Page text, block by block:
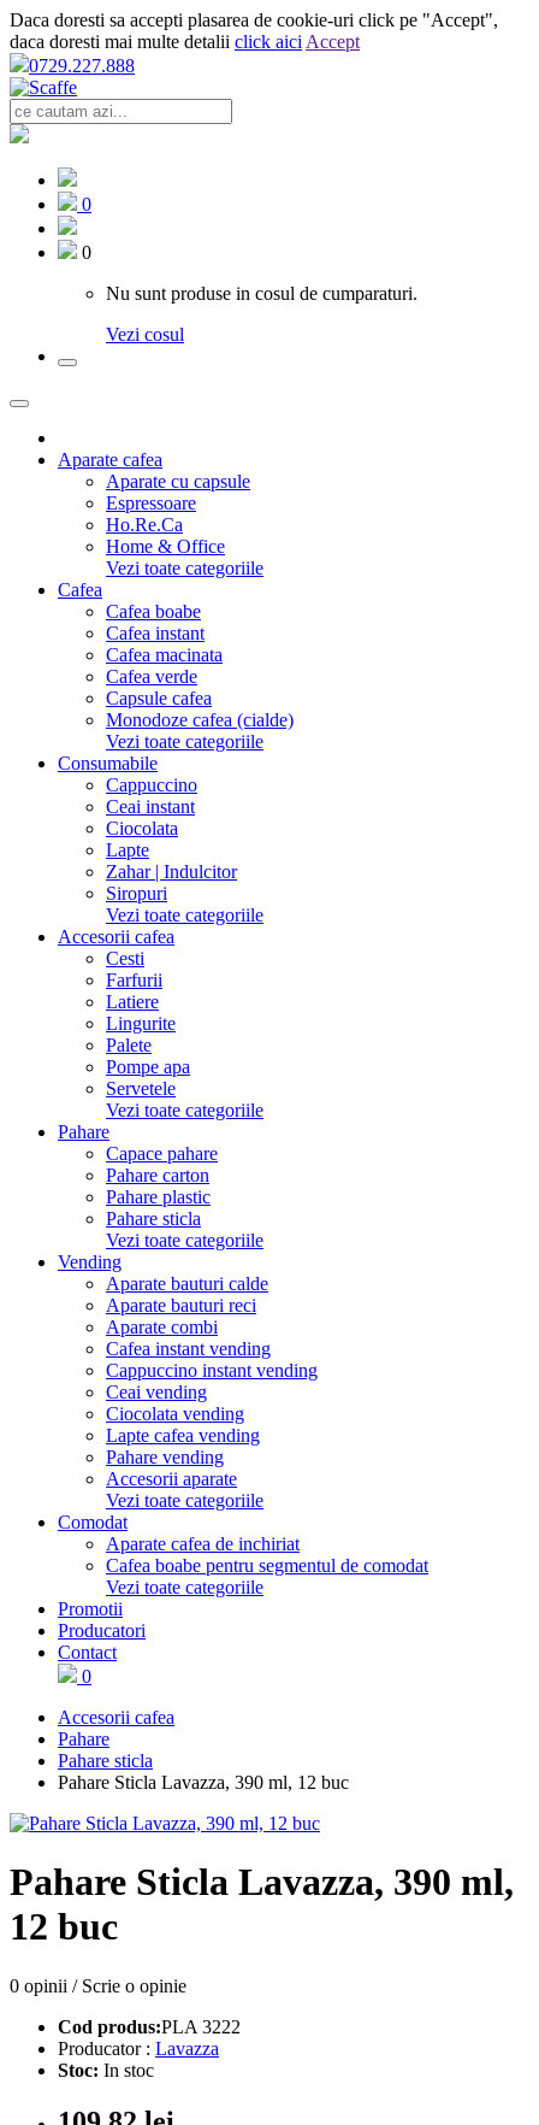
Daca doresti sa accepti plasarea de cookie-uri click pe "Accept",
daca doresti mai multe detalii click aici Accept
0729.227.888
0
0
Nu sunt produse in cosul de cumparaturi.
Vezi cosul
Aparate cafea
Aparate cu capsule
Espressoare
Ho.Re.Ca
Home & Office
Vezi toate categoriile
Cafea
Cafea boabe
Cafea instant
Cafea macinata
Cafea verde
Capsule cafea
Monodoze cafea (cialde)
Vezi toate categoriile
Consumabile
Cappuccino
Ceai instant
Ciocolata
Lapte
Zahar | Indulcitor
Siropuri
Vezi toate categoriile
Accesorii cafea
Cesti
Farfurii
Latiere
Lingurite
Palete
Pompe apa
Servetele
Vezi toate categoriile
Pahare
Capace pahare
Pahare carton
Pahare plastic
Pahare sticla
Vezi toate categoriile
Vending
Aparate bauturi calde
Aparate bauturi reci
Aparate combi
Cafea instant vending
Cappuccino instant vending
Ceai vending
Ciocolata vending
Lapte cafea vending
Pahare vending
Accesorii aparate
Vezi toate categoriile
Comodat
Aparate cafea de inchiriat
Cafea boabe pentru segmentul de comodat
Vezi toate categoriile
Promotii
Producatori
Contact
0
Accesorii cafea
Pahare
Pahare sticla
Pahare Sticla Lavazza, 390 ml, 12 buc
Pahare Sticla Lavazza, 390 ml,
12 buc
0 opinii / Scrie o opinie
Cod produs:PLA 3222
Producator : Lavazza
Stoc: In stoc